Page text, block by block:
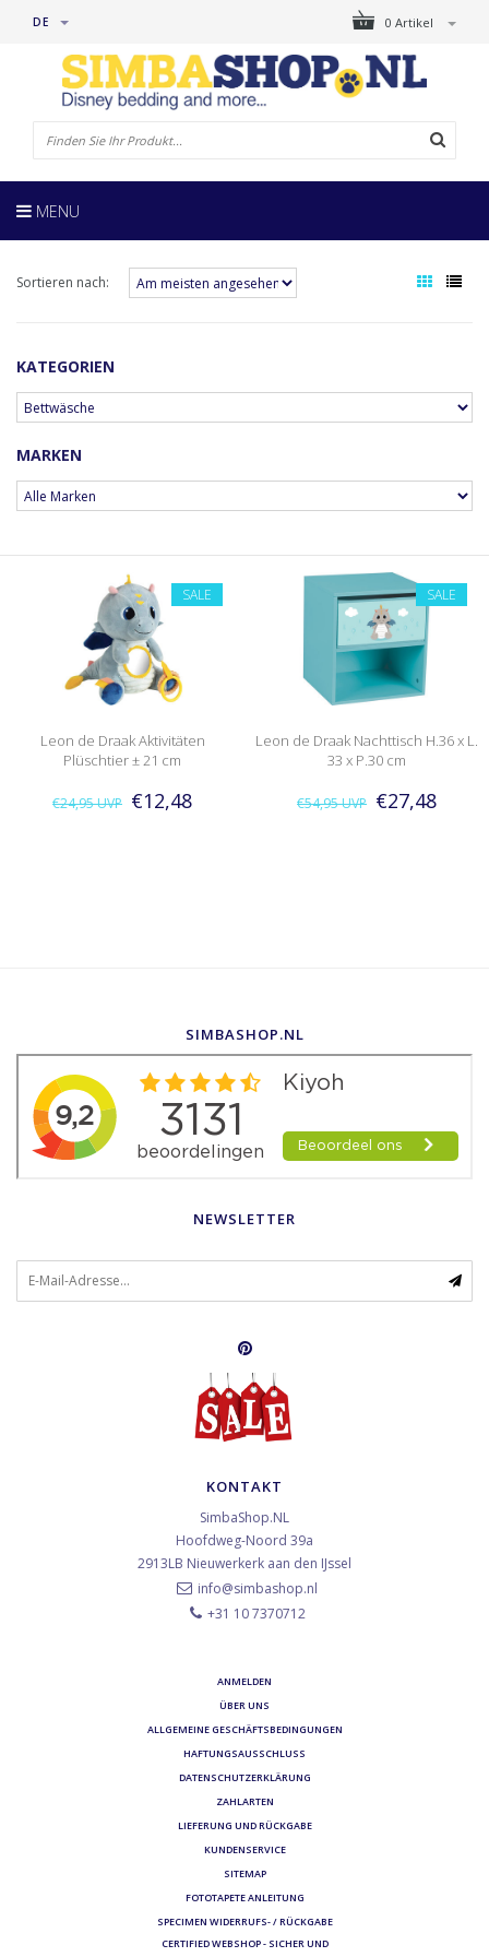
0 Artikel
DE
MENU
Sortieren nach:
KATEGORIEN
MARKEN
SALE
Leon de Draak Aktivitäten
Plüschtier ± 21 cm
€24,95UVP €12,48
SALE
Leon de Draak Nachttisch H.36 x L.
33 x P.30 cm
€54,95UVP €27,48
SIMBASHOP.NL
NEWSLETTER
KONTAKT
SimbaShop.NL
Hoofdweg-Noord 39a
2913LB Nieuwerkerk aan den IJssel
info@simbashop.nl
+31 10 7370712
ANMELDEN
ÜBER UNS
ALLGEMEINE GESCHÄFTSBEDINGUNGEN
HAFTUNGSAUSSCHLUSS
DATENSCHUTZERKLÄRUNG
ZAHLARTEN
LIEFERUNG UND RÜCKGABE
KUNDENSERVICE
SITEMAP
FOTOTAPETE ANLEITUNG
SPECIMEN WIDERRUFS- / RÜCKGABE
CERTIFIED WEBSHOP - SICHER UND